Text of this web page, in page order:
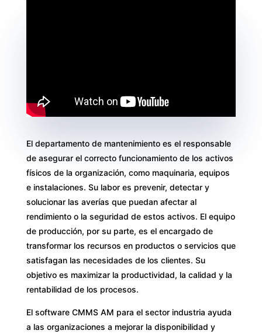
El departamento de mantenimiento es el responsable
de asegurar el correcto funcionamiento de los activos
físicos de la organización, como maquinaria, equipos
e instalaciones. Su labor es prevenir, detectar y
solucionar las averías que puedan afectar al
rendimiento o la seguridad de estos activos. El equipo
de producción, por su parte, es el encargado de
transformar los recursos en productos o servicios que
satisfagan las necesidades de los clientes. Su
objetivo es maximizar la productividad, la calidad y la
rentabilidad de los procesos.
El software CMMS AM para el sector industria ayuda
a las organizaciones a mejorar la disponibilidad y